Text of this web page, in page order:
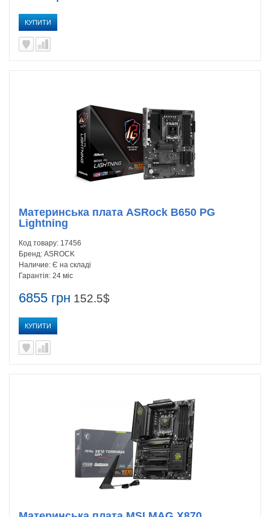
КУПИТИ
6855 грн 152.5$
КУПИТИ
Материнська плата ASRock B650 PG
Lightning
Код товару: 17456
Бренд: ASROCK
Наличие: Є на складі
Гарантія: 24 міс